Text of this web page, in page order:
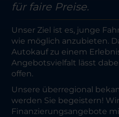
für faire Preise.
Unser Ziel ist es, junge
wie möglich anzubieten.
Autokauf zu einem
Angebotsvielfalt lässt
offen.
Unsere überregional
werden Sie begeistern!
Finanzierungsangebote